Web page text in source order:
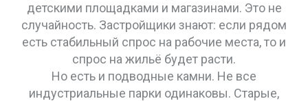
детскими площадками и магазинами. Это не
случайность. Застройщики знают: если рядом
есть стабильный спрос на рабочие места, то и
спрос на жильё будет расти.
Но есть и подводные камни. Не все
индустриальные парки одинаковы. Старые,